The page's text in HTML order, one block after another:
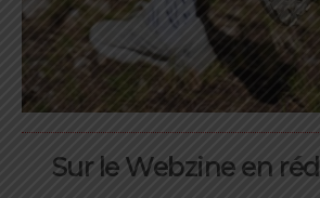
Sur le Webzine en